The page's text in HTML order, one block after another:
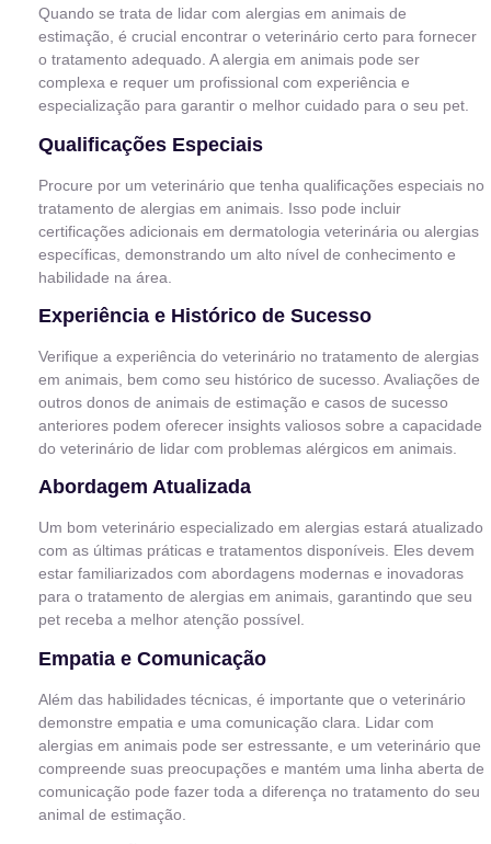
Quando se trata de lidar com alergias em animais de
estimação, é crucial encontrar o veterinário certo para fornecer
o tratamento adequado. A alergia em animais pode ser
complexa e requer um profissional com experiência e
especialização para garantir o melhor cuidado para o seu pet.
Qualificações Especiais
Procure por um veterinário que tenha qualificações especiais no
tratamento de alergias em animais. Isso pode incluir
certificações adicionais em dermatologia veterinária ou alergias
específicas, demonstrando um alto nível de conhecimento e
habilidade na área.
Experiência e Histórico de Sucesso
Verifique a experiência do veterinário no tratamento de alergias
em animais, bem como seu histórico de sucesso. Avaliações de
outros donos de animais de estimação e casos de sucesso
anteriores podem oferecer insights valiosos sobre a capacidade
do veterinário de lidar com problemas alérgicos em animais.
Abordagem Atualizada
Um bom veterinário especializado em alergias estará atualizado
com as últimas práticas e tratamentos disponíveis. Eles devem
estar familiarizados com abordagens modernas e inovadoras
para o tratamento de alergias em animais, garantindo que seu
pet receba a melhor atenção possível.
Empatia e Comunicação
Além das habilidades técnicas, é importante que o veterinário
demonstre empatia e uma comunicação clara. Lidar com
alergias em animais pode ser estressante, e um veterinário que
compreende suas preocupações e mantém uma linha aberta de
comunicação pode fazer toda a diferença no tratamento do seu
animal de estimação.